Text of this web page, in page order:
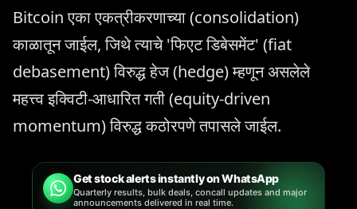
Bitcoin एका एकत्रीकरणाच्या (consolidation)
काळातून जाईल, जिथे त्याचे 'फिएट डिबेसमेंट' (fiat
debasement) विरुद्ध हेज (hedge) म्हणून असलेले
महत्त्व इक्विटी-आधारित गती (equity-driven
momentum) विरुद्ध कठोरपणे तपासले जाईल.
Get stock alerts instantly on WhatsApp
Quarterly results, bulk deals, concall updates and major
announcements delivered in real time.